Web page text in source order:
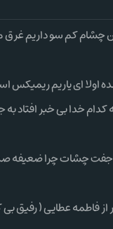
چشام کم سو داریم
اولا ای یاریم ریمیکس
خدا بی خبر افتاد به
جفت چشات چرا ضعیفه
از فاطمه عطایی ( رفیق